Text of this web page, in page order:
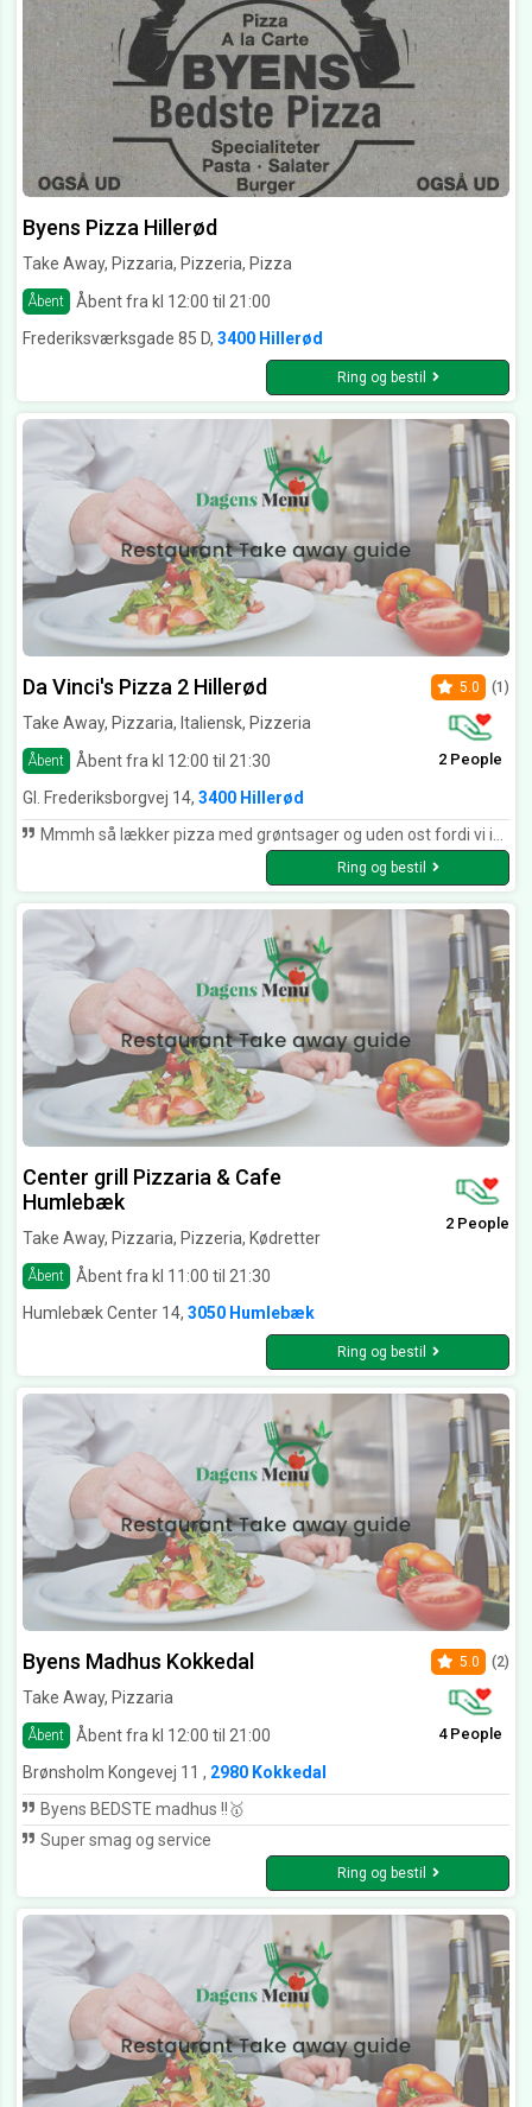
Byens Pizza Hillerød
Take Away, Pizzaria, Pizzeria, Pizza
Åbent
Åbent fra kl 12:00 til 21:00
Frederiksværksgade 85 D, 3400 Hillerød
Ring og bestil
Da Vinci's Pizza 2 Hillerød
Take Away, Pizzaria, Italiensk, Pizzeria
Åbent Åbent fra kl 12:00 til 21:30
5.0 (1)
2 People
Gl. Frederiksborgvej 14, 3400 Hillerød
Mmmh så lækker pizza med grøntsager og uden ost fordi vi ikke spiser osten så lækkert :) se billede
Ring og bestil
Center grill Pizzaria & Cafe
Humlebæk
Take Away, Pizzaria, Pizzeria, Kødretter
Åbent Åbent fra kl 11:00 til 21:30
2 People
Humlebæk Center 14, 3050 Humlebæk
Ring og bestil
Byens Madhus Kokkedal
Take Away, Pizzaria
Åbent Åbent fra kl 12:00 til 21:00
5.0 (2)
4 People
Brønsholm Kongevej 11 , 2980 Kokkedal
Byens BEDSTE madhus !!🥇
Super smag og service
Ring og bestil